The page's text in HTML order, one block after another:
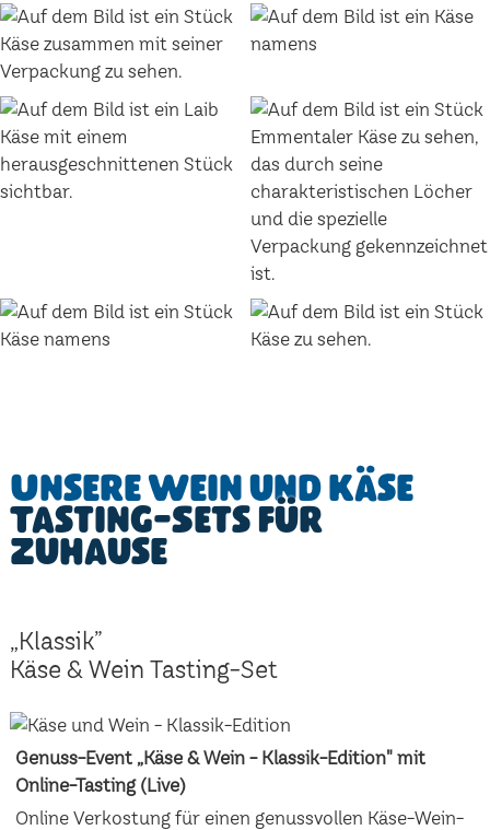
Unsere Wein und Käse
Tasting-Sets für
Zuhause
„Klassik”
Käse & Wein Tasting-Set
Genuss-Event „Käse & Wein - Klassik-Edition" mit
Online-Tasting (Live)
Online Verkostung für einen genussvollen Käse-Wein-